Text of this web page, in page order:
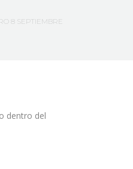
8 SEPTIEMBRE
dentro del